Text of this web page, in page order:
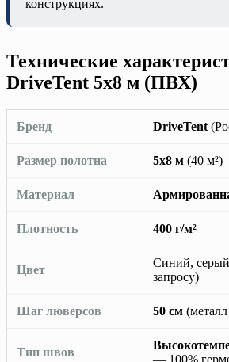
конструкциях.
Технические
DriveTent 5х8 м (ПВХ)
Бренд DriveTent
Размер полотна 5х8 м (40 м²)
Материал
Плотность 400 г/м²
Цвет
Синий,
запросу)
Шаг люверсов 50 см
Тип швов